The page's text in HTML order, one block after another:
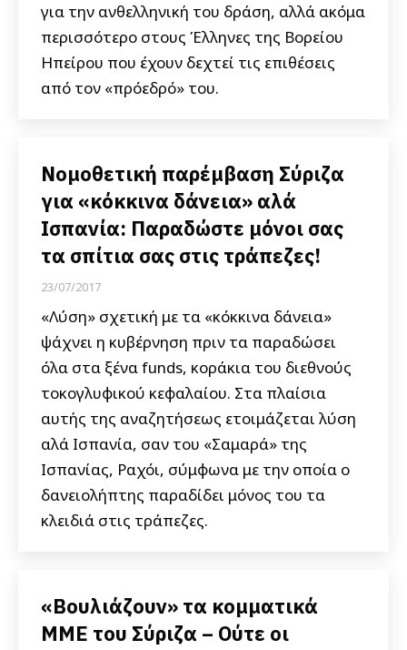
για την ανθελληνική του δράση, αλλά ακόμα
περισσότερο στους Έλληνες της Βορείου
Ηπείρου που έχουν δεχτεί τις επιθέσεις
από τον «πρόεδρό» του.
Νομοθετική παρέμβαση Σύριζα
για «κόκκινα δάνεια» αλά
Ισπανία: Παραδώστε μόνοι σας
τα σπίτια σας στις τράπεζες!
23/07/2017
«Λύση» σχετική με τα «κόκκινα δάνεια»
ψάχνει η κυβέρνηση πριν τα παραδώσει
όλα στα ξένα funds, κοράκια του διεθνούς
τοκογλυφικού κεφαλαίου. Στα πλαίσια
αυτής της αναζητήσεως ετοιμάζεται λύση
αλά Ισπανία, σαν του «Σαμαρά» της
Ισπανίας, Ραχόι, σύμφωνα με την οποία ο
δανειολήπτης παραδίδει μόνος του τα
κλειδιά στις τράπεζες.
«Βουλιάζουν» τα κομματικά
ΜΜΕ του Σύριζα – Ούτε οι